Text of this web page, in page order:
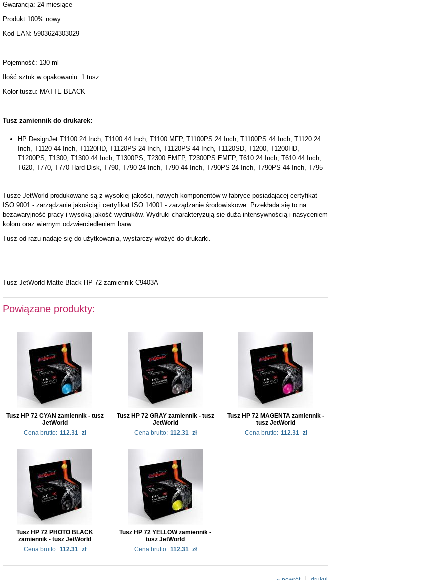
Gwarancja: 24 miesiące
Produkt 100% nowy
Kod EAN: 5903624303029
Pojemność: 130 ml
Ilość sztuk w opakowaniu: 1 tusz
Kolor tuszu: MATTE BLACK
Tusz zamiennik do drukarek:
HP DesignJet T1100 24 Inch, T1100 44 Inch, T1100 MFP, T1100PS 24 Inch, T1100PS 44 Inch, T1120 24
Inch, T1120 44 Inch, T1120HD, T1120PS 24 Inch, T1120PS 44 Inch, T1120SD, T1200, T1200HD,
T1200PS, T1300, T1300 44 Inch, T1300PS, T2300 EMFP, T2300PS EMFP, T610 24 Inch, T610 44 Inch,
T620, T770, T770 Hard Disk, T790, T790 24 Inch, T790 44 Inch, T790PS 24 Inch, T790PS 44 Inch, T795
Tusze JetWorld produkowane są z wysokiej jakości, nowych komponentów w fabryce posiadającej certyfikat
ISO 9001 - zarządzanie jakością i certyfikat ISO 14001 - zarządzanie środowiskowe. Przekłada się to na
bezawaryjność pracy i wysoką jakość wydruków. Wydruki charakteryzują się dużą intensywnością i nasyceniem
koloru oraz wiernym odzwierciedleniem barw.
Tusz od razu nadaje się do użytkowania, wystarczy włożyć do drukarki.
Tusz JetWorld Matte Black HP 72 zamiennik C9403A
Powiązane produkty:
Tusz HP 72 CYAN zamiennik - tusz
JetWorld
Cena brutto: 112.31 zł
Tusz HP 72 GRAY zamiennik - tusz
JetWorld
Cena brutto: 112.31 zł
Tusz HP 72 MAGENTA zamiennik -
tusz JetWorld
Cena brutto: 112.31 zł
Tusz HP 72 PHOTO BLACK
zamiennik - tusz JetWorld
Cena brutto: 112.31 zł
Tusz HP 72 YELLOW zamiennik -
tusz JetWorld
Cena brutto: 112.31 zł